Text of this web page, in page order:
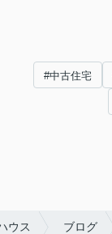
#中古住宅
ウス ブログ